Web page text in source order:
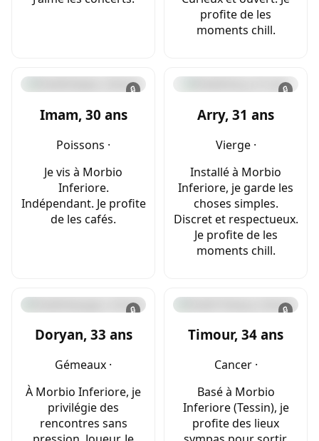
profite de les
moments chill.
🔒
Imam, 30 ans
Poissons ·
Je vis à Morbio
Inferiore.
Indépendant. Je profite
de les cafés.
🔒
Arry, 31 ans
Vierge ·
Installé à Morbio
Inferiore, je garde les
choses simples.
Discret et respectueux.
Je profite de les
moments chill.
🔒
Doryan, 33 ans
Gémeaux ·
À Morbio Inferiore, je
privilégie des
rencontres sans
🔒
Timour, 34 ans
Cancer ·
Basé à Morbio
Inferiore (Tessin), je
profite des lieux